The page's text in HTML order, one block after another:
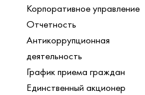
Корпоративное управление
Отчетность
Антикоррупционная
деятельность
График приема граждан
Единственный акционер